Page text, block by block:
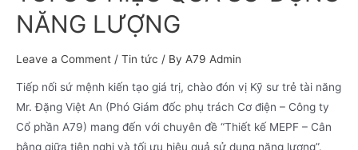
NĂNG LƯỢNG
Leave a Comment / Tin tức / By A79 Admin
Tiếp nối sứ mệnh kiến tạo giá trị, chào đón vị Kỹ sư trẻ tài năng
Mr. Đặng Việt An (Phó Giám đốc phụ trách Cơ điện – Công ty
Cổ phần A79) mang đến với chuyên đề “Thiết kế MEPF – Cân
bằng giữa tiện nghi và tối ưu hiệu quả sử dụng năng lượng”.